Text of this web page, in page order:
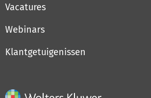
Vacatures
Webinars
Klantgetuigenissen